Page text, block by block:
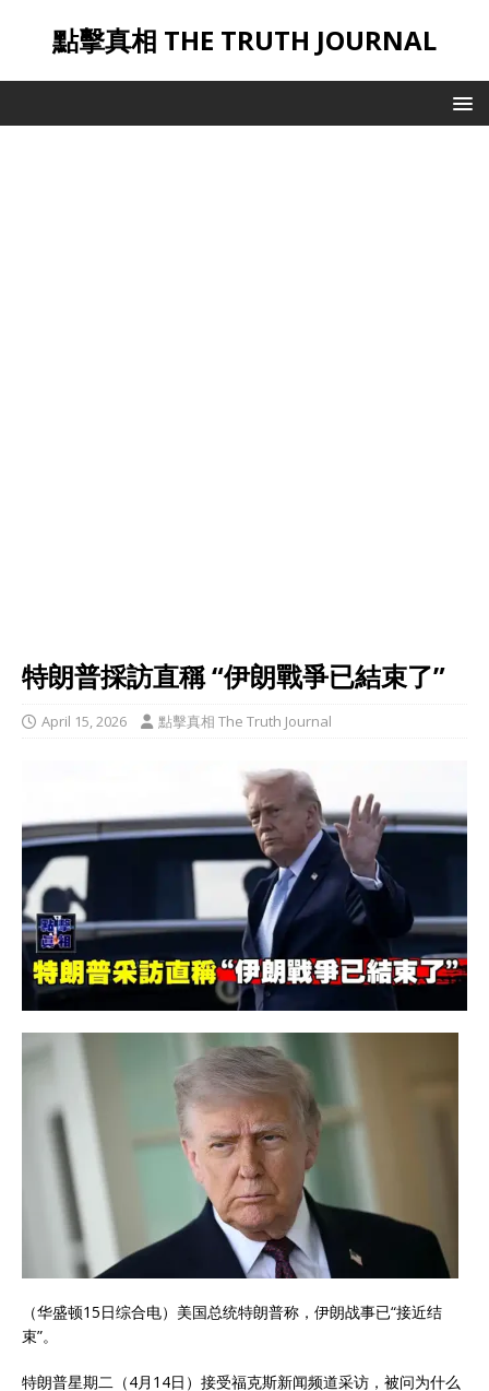
點擊真相 THE TRUTH JOURNAL
特朗普採訪直稱 “伊朗戰爭已結束了”
April 15, 2026 點擊真相 The Truth Journal
（华盛顿15日综合电）美国总统特朗普称，伊朗战事已“接近结
束”。
特朗普星期二（4月14日）接受福克斯新闻频道采访，被问为什么